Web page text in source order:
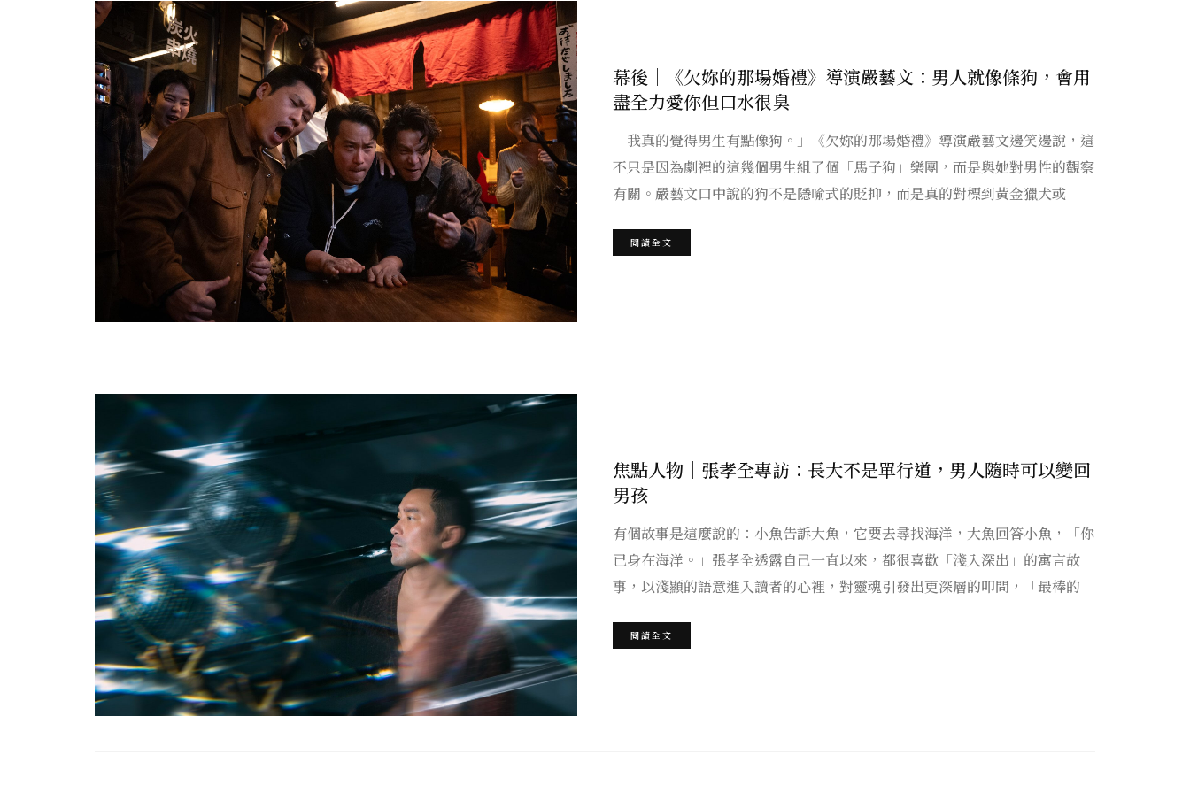
幕後｜《欠妳的那場婚禮》導演嚴藝文：男人就像條狗，會用
盡全力愛你但口水很臭
「我真的覺得男生有點像狗。」《欠妳的那場婚禮》導演嚴藝文邊笑邊說，這
不只是因為劇裡的這幾個男生組了個「馬子狗」樂團，而是與她對男性的觀察
有關。嚴藝文口中說的狗不是隱喻式的貶抑，而是真的對標到黃金獵犬或
閱讀全文
焦點人物｜張孝全專訪：長大不是單行道，男人隨時可以變回
男孩
有個故事是這麼說的：小魚告訴大魚，它要去尋找海洋，大魚回答小魚，「你
已身在海洋。」張孝全透露自己一直以來，都很喜歡「淺入深出」的寓言故
事，以淺顯的語意進入讀者的心裡，對靈魂引發出更深層的叩問，「最棒的
閱讀全文